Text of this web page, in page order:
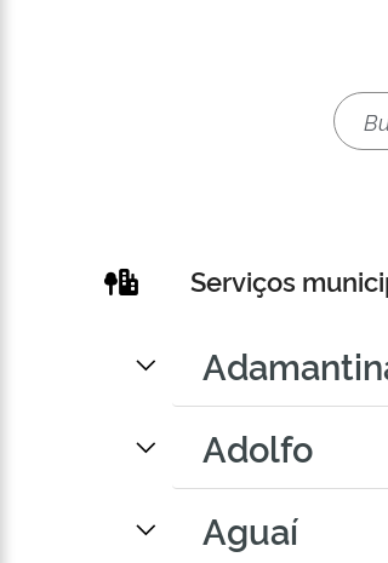
Serviços
Adolfo
Aguaí